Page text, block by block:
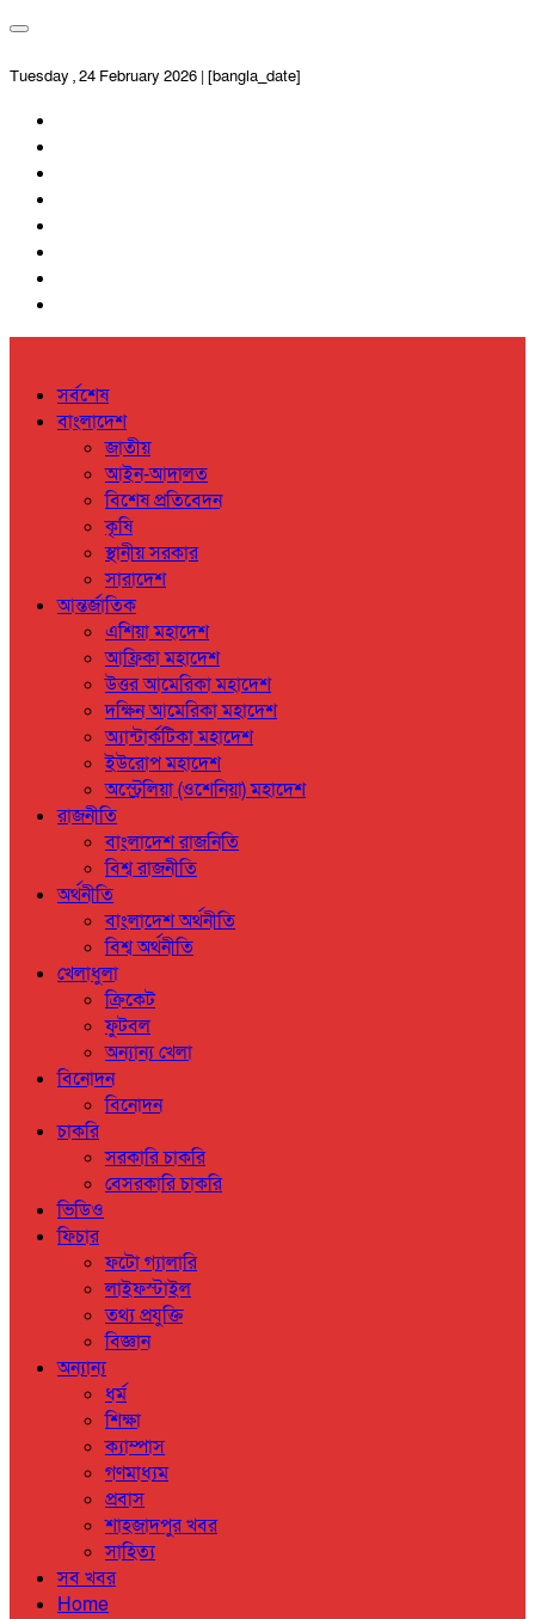
Tuesday , 24 February 2026 | [bangla_date]
সর্বশেষ
বাংলাদেশ
জাতীয়
আইন-আদালত
বিশেষ প্রতিবেদন
কৃষি
স্থানীয় সরকার
সারাদেশ
আন্তর্জাতিক
এশিয়া মহাদেশ
আফ্রিকা মহাদেশ
উত্তর আমেরিকা মহাদেশ
দক্ষিন আমেরিকা মহাদেশ
অ্যান্টার্কটিকা মহাদেশ
ইউরোপ মহাদেশ
অস্ট্রেলিয়া (ওশেনিয়া) মহাদেশ
রাজনীতি
বাংলাদেশ রাজনিতি
বিশ্ব রাজনীতি
অর্থনীতি
বাংলাদেশ অর্থনীতি
বিশ্ব অর্থনীতি
খেলাধুলা
ক্রিকেট
ফুটবল
অন্যান্য খেলা
বিনোদন
বিনোদন
চাকরি
সরকারি চাকরি
বেসরকারি চাকরি
ভিডিও
ফিচার
ফটো গ্যালারি
লাইফস্টাইল
তথ্য প্রযুক্তি
বিজ্ঞান
অন্যান্য
ধর্ম
শিক্ষা
ক্যাম্পাস
গণমাধ্যম
প্রবাস
শাহজাদপুর খবর
সাহিত্য
সব খবর
Home